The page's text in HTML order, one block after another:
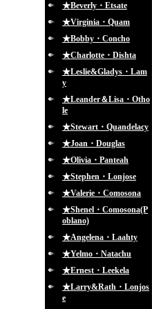
★Beverly・Etsate
★Virginia・Quam
★Bobby・Concho
★Charlotte・Dishta
★Leslie&Gladys・Lam
y
★Leander＆Lisa・Otho
le
★Stewart・Quandelacy
★Joan・Douglas
★Olivia・Panteah
★Stephen・Lonjose
★Valerie・Comosona
★Shenel・Comosona(P
oblano)
★Angelena・Laahty
★Yelmo・Natachu
★Ernest・Leekela
★Larry&Rath・Lonjos
e